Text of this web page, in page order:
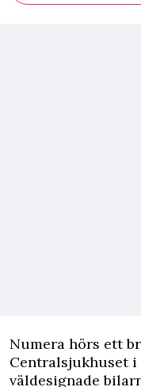
Numera hörs ett
Centralsjukhuset i
väldesignade